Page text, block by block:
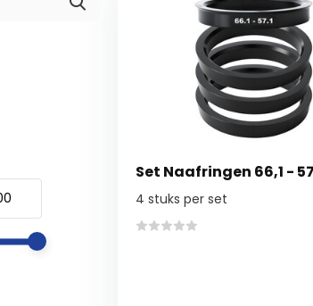
Set Naafringen 66,1 -
4 stuks per set